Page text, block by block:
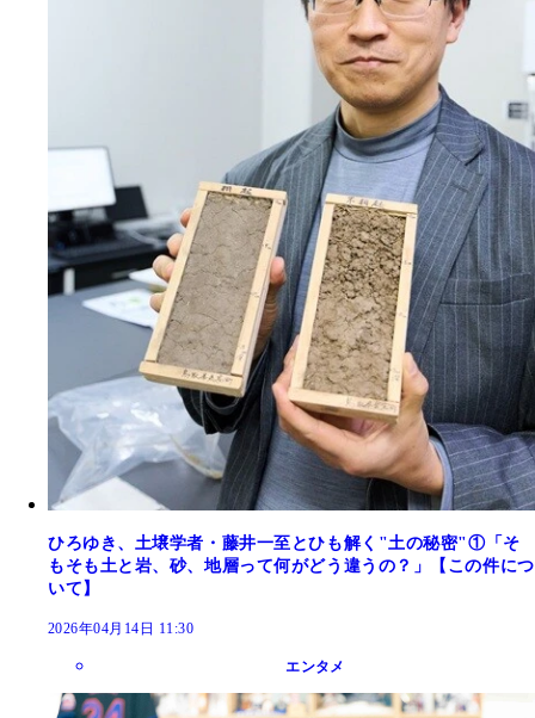
ひろゆき、土壌学者・藤井一至とひも解く"土の秘密"①「そ
もそも土と岩、砂、地層って何がどう違うの？」【この件につ
いて】
2026年04月14日 11:30
エンタメ